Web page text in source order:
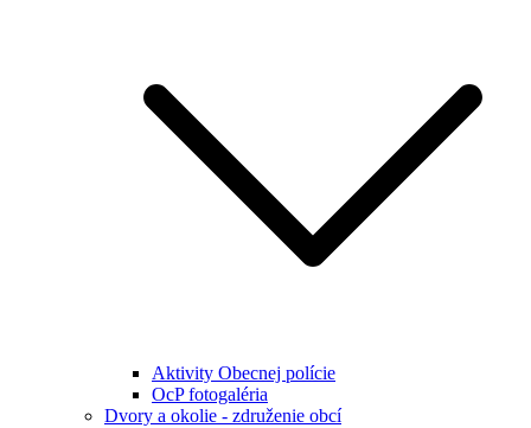
Aktivity Obecnej polície
OcP fotogaléria
Dvory a okolie - združenie obcí